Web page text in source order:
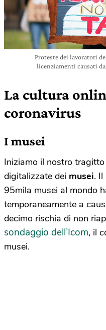
Proteste dei lavoratori
licenziamenti causati
La cultura
coronavirus
I musei
Iniziamo il nostro
digitalizzate dei musei. Il
95mila musei al mondo
temporaneamente a
decimo rischia di non
sondaggio dell’Icom, il
musei.